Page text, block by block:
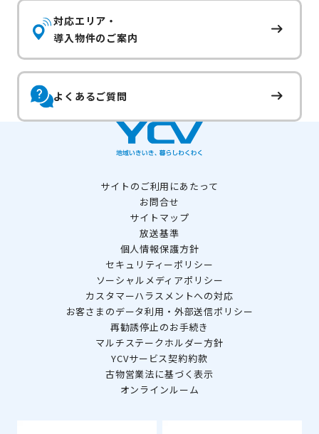
対応エリア・
導入物件のご案内
よくあるご質問
サイトのご利用にあたって
お問合せ
サイトマップ
放送基準
個人情報保護方針
セキュリティーポリシー
ソーシャルメディアポリシー
カスタマーハラスメントへの対応
お客さまのデータ利用・外部送信ポリシー
再勧誘停止のお手続き
マルチステークホルダー方針
YCVサービス契約約款
古物営業法に基づく表示
オンラインルーム